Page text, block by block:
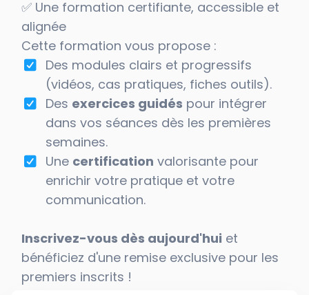
✅ Une formation certifiante, accessible et
alignée
Cette formation vous propose :
Des modules clairs et progressifs
(vidéos, cas pratiques, fiches outils).
Des exercices guidés pour intégrer
dans vos séances dès les premières
semaines.
Une certification valorisante pour
enrichir votre pratique et votre
communication.
Inscrivez-vous dès aujourd'hui et
bénéficiez d'une remise exclusive pour les
premiers inscrits !